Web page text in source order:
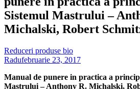
Sistemul Mastrului –
Michalski, Robert
Reduceri produse bio
Radufebruarie 23, 2017
Manual de punere in practica a
Mastrului – Anthony R. Michalski,